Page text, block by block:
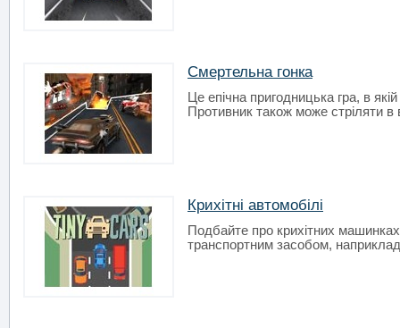
Смертельна гонка
Це епічна пригодницька гра, в
Противник також може стріляти в
Крихітні автомобілі
Подбайте про крихітних
транспортним засобом,